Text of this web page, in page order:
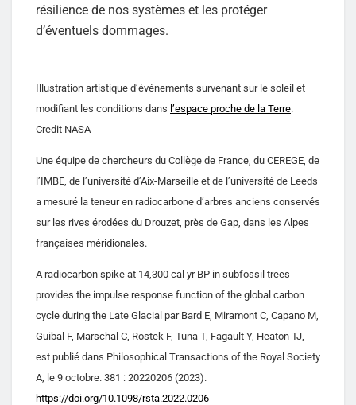
résilience de nos systèmes et les protéger
d’éventuels dommages.
Illustration artistique d’événements survenant sur le soleil et
modifiant les conditions dans l’espace proche de la Terre.
Credit NASA
Une équipe de chercheurs du Collège de France, du CEREGE, de
l’IMBE, de l’université d’Aix-Marseille et de l’université de Leeds
a mesuré la teneur en radiocarbone d’arbres anciens conservés
sur les rives érodées du Drouzet, près de Gap, dans les Alpes
françaises méridionales.
A radiocarbon spike at 14,300 cal yr BP in subfossil trees
provides the impulse response function of the global carbon
cycle during the Late Glacial par Bard E, Miramont C, Capano M,
Guibal F, Marschal C, Rostek F, Tuna T, Fagault Y, Heaton TJ,
est publié dans Philosophical Transactions of the Royal Society
A, le 9 octobre. 381 : 20220206 (2023).
https://doi.org/10.1098/rsta.2022.0206